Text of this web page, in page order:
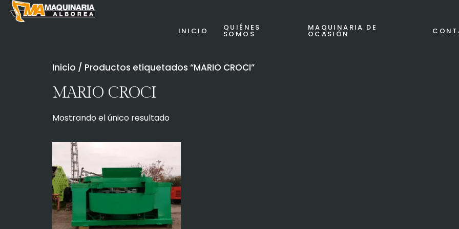
INICIO QUIÉNES
SOMOS
MAQUINARIA DE
OCASIÓN
Inicio / Productos etiquetados “MARIO CROCI”
MARIO CROCI
Mostrando el único resultado